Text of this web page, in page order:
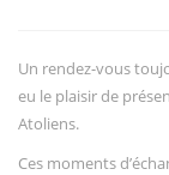
Un rendez-vous
eu le plaisir de
Atoliens.
Ces moments